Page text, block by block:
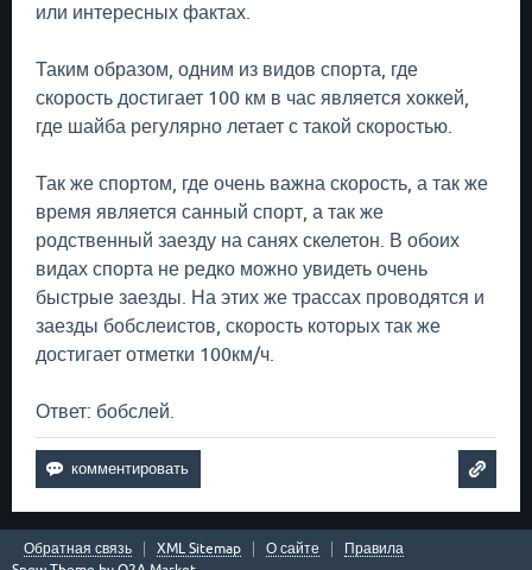
или интересных фактах.
Таким образом, одним из видов спорта, где
скорость достигает 100 км в час является хоккей,
где шайба регулярно летает с такой скоростью.
Так же спортом, где очень важна скорость, а так же
время является санный спорт, а так же
родственный заезду на санях скелетон. В обоих
видах спорта не редко можно увидеть очень
быстрые заезды. На этих же трассах проводятся и
заезды бобслеистов, скорость которых так же
достигает отметки 100км/ч.
Ответ: бобслей.
Обратная связь XML Sitemap О сайте
Правила